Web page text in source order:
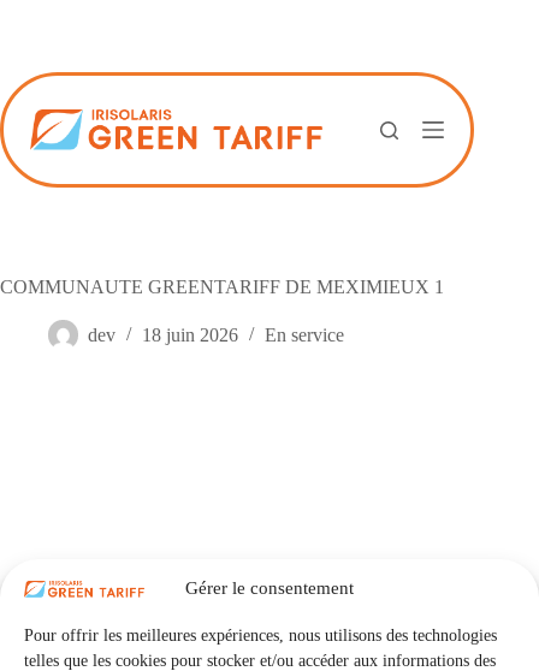
Gérer le consentement
Pour offrir les meilleures expériences, nous utilisons des technologies
telles que les cookies pour stocker et/ou accéder aux informations des
COMMUNAUTE GREENTARIFF DE MEXIMIEUX 1
dev 18 juin 2026 En service